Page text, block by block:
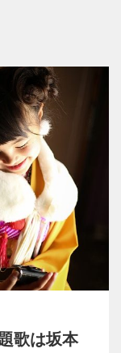
歌は坂本